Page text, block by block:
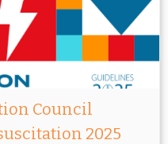
Council
2025